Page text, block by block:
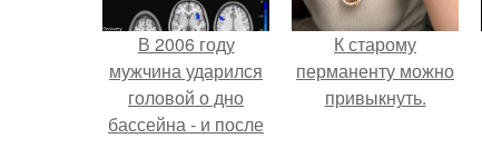
В 2006 году
мужчина ударился
головой о дно
бассейна - и после
К старому
перманенту можно
привыкнуть.